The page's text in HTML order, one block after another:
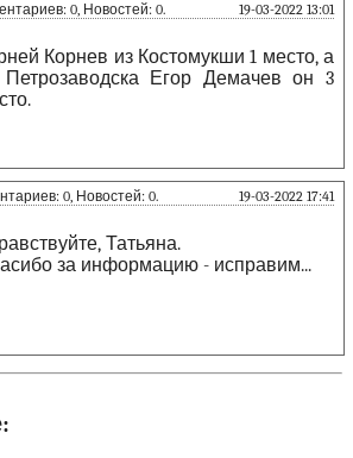
0, Новостей: 0. 19-03-2022 13:01
Корнев из Костомукши 1 место, а
Петрозаводска Егор Демачев он 3
0, Новостей: 0. 19-03-2022 17:41
Татьяна.
за информацию - исправим...